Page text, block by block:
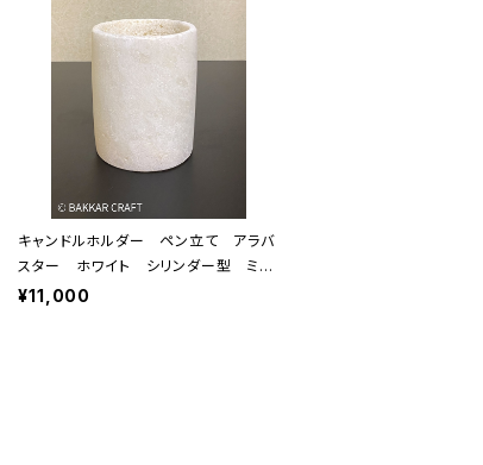
キャンドルホルダー ペン立て アラバ
スター ホワイト シリンダー型 ミド
ル
¥11,000